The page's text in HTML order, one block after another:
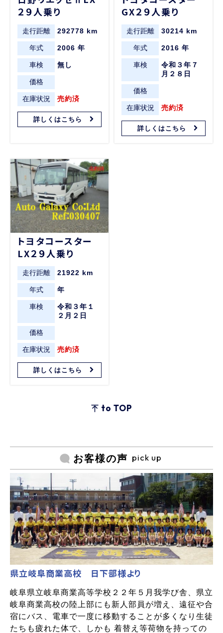
２９人乗り
走行距離 292778 km
年式 2006 年
車検 無し
価格
在庫状況 売約済
詳しくはこちら
GX２９人乗り
走行距離 30214 km
年式 2016 年
車検
令和３年７
月２８日
価格
在庫状況 売約済
詳しくはこちら
トヨタコースター
LX２９人乗り
走行距離 21922 km
年式 年
車検
令和３年１
２月２日
価格
在庫状況 売約済
詳しくはこちら
to TOP
お客様の声 pick up
県立岐阜商業高校 日下部様より
岐阜県立岐阜商業高等学校２２年５月我学び舎、県立
岐阜商業高校の陸上部にも新人部員が増え、遠征や合
宿にバス、電車で一度に移動することが多くなり生徒
たちも疲れた体で、しかも 着替え等荷物を持っての